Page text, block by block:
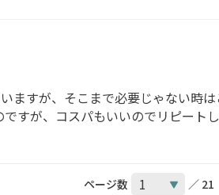
ますが、そこまで必要じゃない時
すが、コスパもいいのでリピートし
ページ数 ／ 21